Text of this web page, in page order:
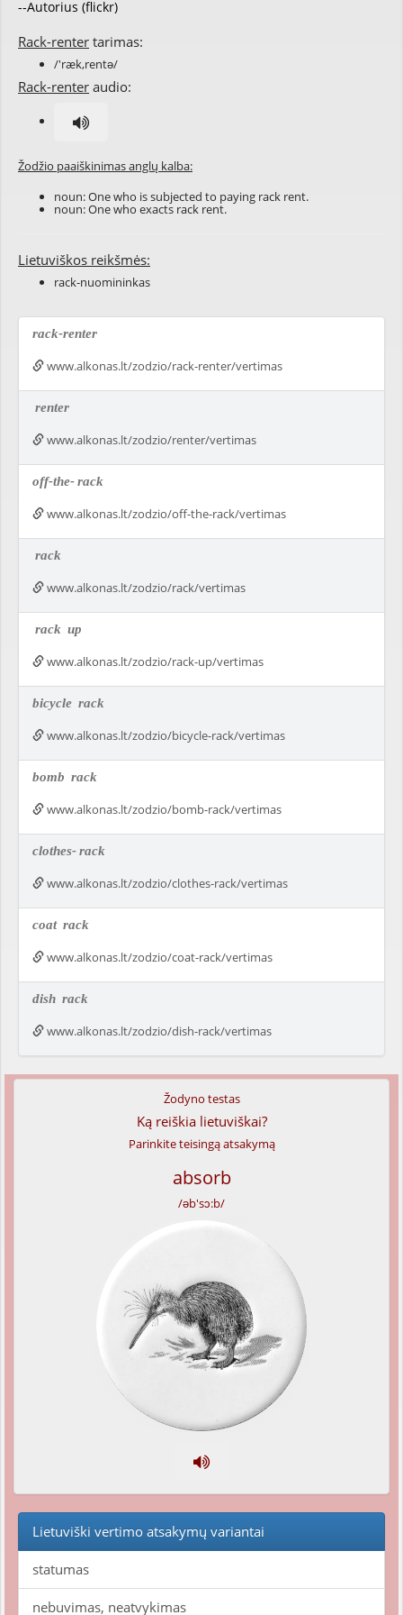
--Autorius (flickr)
Rack-renter tarimas:
/'ræk,rentə/
Rack-renter audio:
Žodžio paaiškinimas anglų kalba:
noun: One who is subjected to paying rack rent.
noun: One who exacts rack rent.
Lietuviškos reikšmės:
rack-nuomininkas
rack-renter
www.alkonas.lt/zodzio/rack-renter/vertimas
renter
www.alkonas.lt/zodzio/renter/vertimas
off-the-rack
www.alkonas.lt/zodzio/off-the-rack/vertimas
rack
www.alkonas.lt/zodzio/rack/vertimas
rack up
www.alkonas.lt/zodzio/rack-up/vertimas
bicycle rack
www.alkonas.lt/zodzio/bicycle-rack/vertimas
bomb rack
www.alkonas.lt/zodzio/bomb-rack/vertimas
clothes-rack
www.alkonas.lt/zodzio/clothes-rack/vertimas
coat rack
www.alkonas.lt/zodzio/coat-rack/vertimas
dish rack
www.alkonas.lt/zodzio/dish-rack/vertimas
Žodyno testas
Ką reiškia lietuviškai?
Parinkite teisingą atsakymą
absorb
/əb'sɔ:b/
Lietuviški vertimo atsakymų variantai
statumas
nebuvimas, neatvykimas